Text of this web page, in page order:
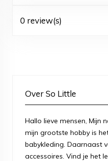
0 review(s)
Over So Little
Hallo lieve mensen, Mijn
mijn grootste hobby is
babykleding. Daarnaast
accessoires. Vind je het